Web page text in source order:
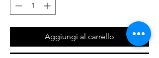
Aggiungi al carrello